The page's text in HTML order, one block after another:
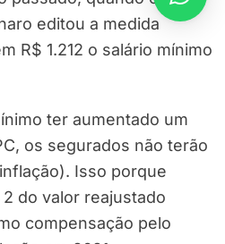
editou a medida
R$ 1.212 o salário mínimo
ter aumentado um
os segurados não terão
Isso porque
do valor reajustado
compensação pelo